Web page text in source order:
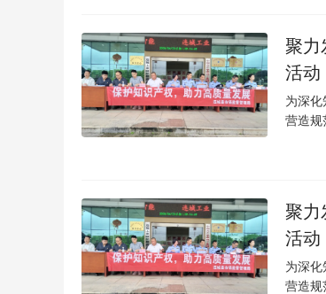
聚力
活动
为深化
营造规
聚力
活动
为深化
营造规